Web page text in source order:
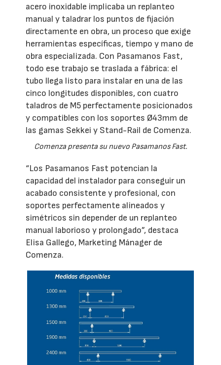
acero inoxidable implicaba un replanteo
manual y taladrar los puntos de fijación
directamente en obra, un proceso que exige
herramientas específicas, tiempo y mano de
obra especializada. Con Pasamanos Fast,
todo ese trabajo se traslada a fábrica: el
tubo llega listo para instalar en una de las
cinco longitudes disponibles, con cuatro
taladros de M5 perfectamente posicionados
y compatibles con los soportes Ø43mm de
las gamas Sekkei y Stand-Rail de Comenza.
Comenza presenta su nuevo Pasamanos Fast.
“Los Pasamanos Fast potencian la
capacidad del instalador para conseguir un
acabado consistente y profesional, con
soportes perfectamente alineados y
simétricos sin depender de un replanteo
manual laborioso y prolongado”, destaca
Elisa Gallego, Marketing Mánager de
Comenza.